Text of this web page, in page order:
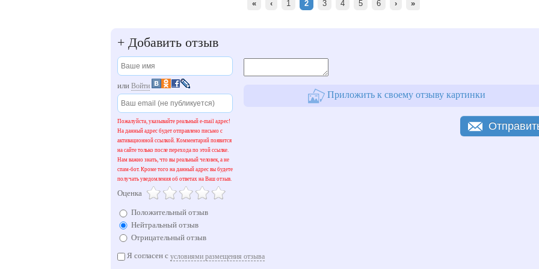
« ‹ 1 2 3 4 5 6 › »
+ Добавить отзыв
или Войти
Пожалуйста, указывайте реальный e-mail адрес!
На данный адрес будет отправлено письмо с
активационной ссылкой. Комментарий появится
на сайте только после перехода по этой ссылке.
Нам важно знать, что вы реальный человек, а не
спам-бот. Кроме того на данный адрес вы будете
получать уведомления об ответах на Ваш отзыв.
Оценка
Положительный отзыв
Нейтральный отзыв
Отрицательный отзыв
Приложить к своему отзыву картинки
Я согласен с условиями размещения отзыва